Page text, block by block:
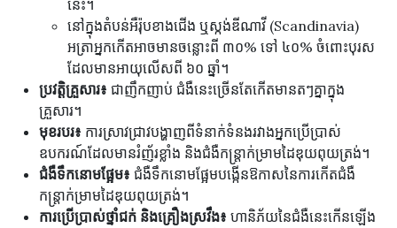
នេះ។
នៅក្នុងតំបន់អឺរ៉ុបខាងជើង ឬស្កង់ឌីណាវី (Scandinavia)
អត្រាអ្នកកើតអាចមានចន្លោះពី ៣០% ទៅ ៤០% ចំពោះបុរស
ដែលមានអាយុលើសពី ៦០ ឆ្នាំ។
ប្រវត្តិគ្រួសារ៖ ជាញឹកញាប់ ជំងឺនេះច្រើនតែកើតមានតៗគ្នាក្នុង
គ្រួសារ។
មុខរបរ៖ ការស្រាវជ្រាវបង្ហាញពីទំនាក់ទំនងរវាងអ្នកប្រើប្រាស់
ឧបករណ៍ដែលមានរំញ័រខ្លាំង និងជំងឺកន្ត្រាក់ម្រាមដៃឌុយពុយត្រង់។
ជំងឺទឹកនោមផ្អែម៖ ជំងឺទឹកនោមផ្អែមបង្កើនឱកាសនៃការកើតជំងឺ
កន្ត្រាក់ម្រាមដៃឌុយពុយត្រង់។
ការប្រើប្រាស់ថ្នាំជក់ និងគ្រឿងស្រវឹង៖ ហានិភ័យនៃជំងឺនេះកើនឡើង